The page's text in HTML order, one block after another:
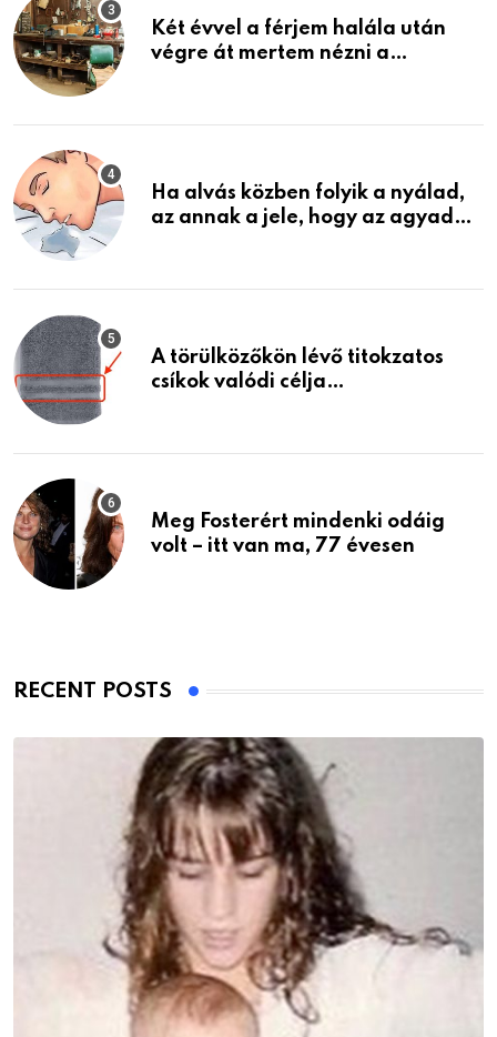
Két évvel a férjem halála után
végre át mertem nézni a
életemet
Ha alvás közben folyik a nyálad,
az annak a jele, hogy az agyad…
A törülközőkön lévő titokzatos
csíkok valódi célja…
Meg Fosterért mindenki odáig
volt – itt van ma, 77 évesen
RECENT POSTS